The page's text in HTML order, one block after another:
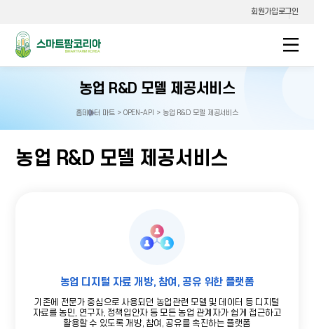
회원가입로그인
스마트팜코리아
농업 R&D 모델 제공서비스
홈으로
홈데이터 마트 > OPEN-API > 농업 R&D 모델 제공서비스
농업 R&D 모델 제공서비스
농업 디지털 자료 개방, 참여, 공유 위한 플랫폼
기존에 전문가 중심으로 사용되던 농업관련 모델 및 데이터 등 디지털
자료를 농민, 연구자, 정책입안자 등 모든 농업 관계자가 쉽게 접근하고
활용할 수 있도록 개방, 참여, 공유를 촉진하는 플랫폼